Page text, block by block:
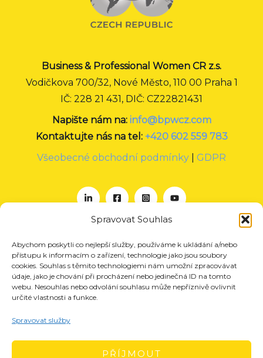
Spravovat Souhlas
Abychom poskytli co nejlepší služby, používáme k ukládání a/nebo
přístupu k informacím o zařízení, technologie jako jsou soubory
cookies. Souhlas s těmito technologiemi nám umožní zpracovávat
údaje, jako je chování při procházení nebo jedinečná ID na tomto
webu. Nesouhlas nebo odvolání souhlasu může nepříznivě ovlivnit
určité vlastnosti a funkce.
Spravovat služby
PŘÍJMOUT
Business & Professional Women CR z.s.
Vodičkova 700/32, Nové Město, 110 00 Praha 1
IČ: 228 21 431, DIČ: CZ22821431
Napište nám na: info@bpwcz.com
Kontaktujte nás na tel: +420 602 559 783
Všeobecné obchodní podmínky
GDPR
O nás
Projekty
Členství
Kontakt